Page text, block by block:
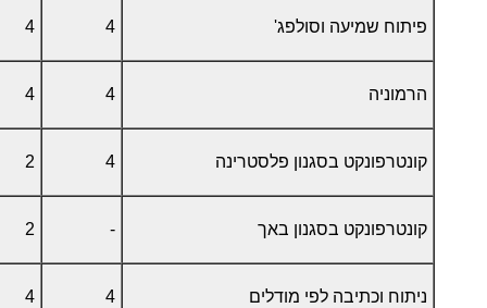
פיתוח שמיעה וסולפג' 4
4
הרמוניה 4
4
קונטרפונקט בסגנון פלסטרינה 4
2
קונטרפונקט בסגנון באך -
2
ניתוח וכתיבה לפי מודלים 4
4